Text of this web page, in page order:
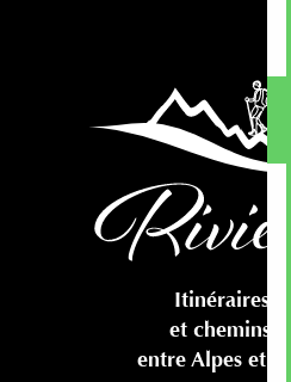
Itinéraires
et chemins
entre Alpes et